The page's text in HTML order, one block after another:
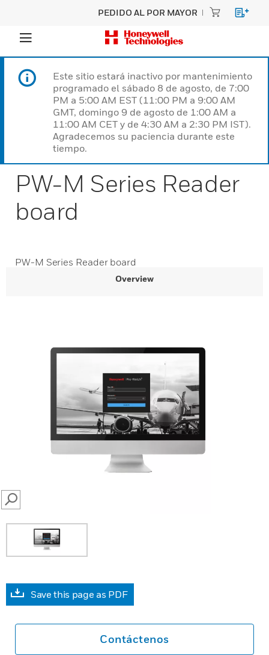
PEDIDO AL POR MAYOR
Este sitio estará inactivo por mantenimiento
programado el sábado 8 de agosto, de 7:00
PM a 5:00 AM EST (11:00 PM a 9:00 AM
GMT, domingo 9 de agosto de 1:00 AM a
11:00 AM CET y de 4:30 AM a 2:30 PM IST).
Agradecemos su paciencia durante este
tiempo.
PW-M Series Reader
board
PW-M Series Reader board
Overview
SEARCH
Save this page as PDF
Contáctenos